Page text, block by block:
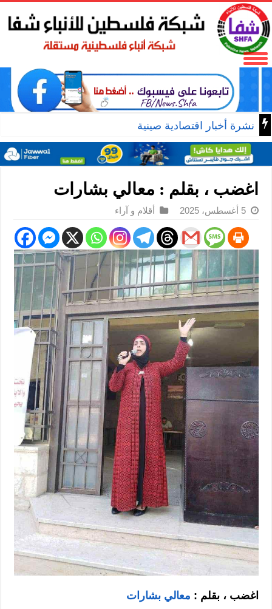
نشرة أخبار اقتصادية صينية
اغضب ، بقلم : معالي بشارات
5 أغسطس، 2025 أقلام و آراء
اغضب ، بقلم : معالي بشارات